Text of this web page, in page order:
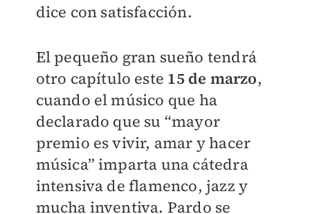
dice con satisfacción.
El pequeño gran sueño tendrá
otro capítulo este 15 de marzo,
cuando el músico que ha
declarado que su “mayor
premio es vivir, amar y hacer
música” imparta una cátedra
intensiva de flamenco, jazz y
mucha inventiva. Pardo se